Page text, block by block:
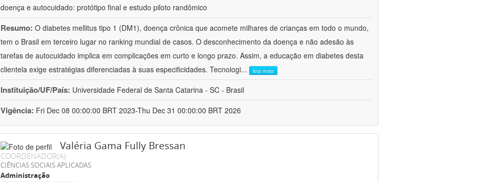
doença e autocuidado: protótipo final e estudo piloto randômico
Resumo: O diabetes mellitus tipo 1 (DM1), doença crônica que acomete milhares de crianças em todo o mundo,
tem o Brasil em terceiro lugar no ranking mundial de casos. O desconhecimento da doença e não adesão às
tarefas de autocuidado implica em complicações em curto e longo prazo. Assim, a educação em diabetes desta
clientela exige estratégias diferenciadas à suas especificidades. Tecnologi... leia mais
Instituição/UF/País: Universidade Federal de Santa Catarina - SC - Brasil
Vigência: Fri Dec 08 00:00:00 BRT 2023-Thu Dec 31 00:00:00 BRT 2026
Valéria Gama Fully Bressan
COORDENADOR(A)
CIÊNCIAS SOCIAIS APLICADAS
Administração